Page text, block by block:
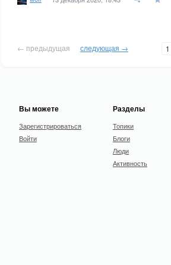
← предыдущая следующая → 1
Вы можете
Зарегистрироваться
Войти
Разделы
Топики
Блоги
Люди
Активность